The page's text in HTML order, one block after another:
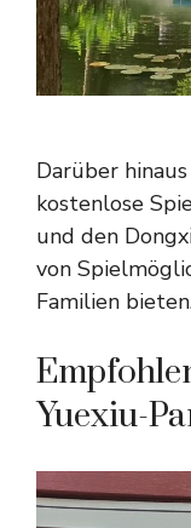
Darüber
kostenlose
und den
von
Familien
Yuexiu-